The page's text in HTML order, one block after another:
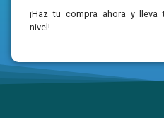
¡Haz tu compra ahora y
nivel!